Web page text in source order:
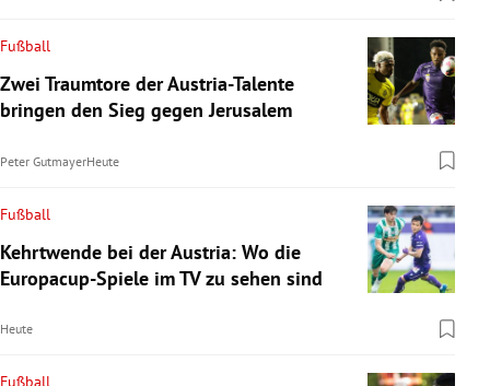
Fußball
Zwei Traumtore der Austria-Talente
bringen den Sieg gegen Jerusalem
Peter GutmayerHeute
Fußball
Kehrtwende bei der Austria: Wo die
Europacup-Spiele im TV zu sehen sind
Heute